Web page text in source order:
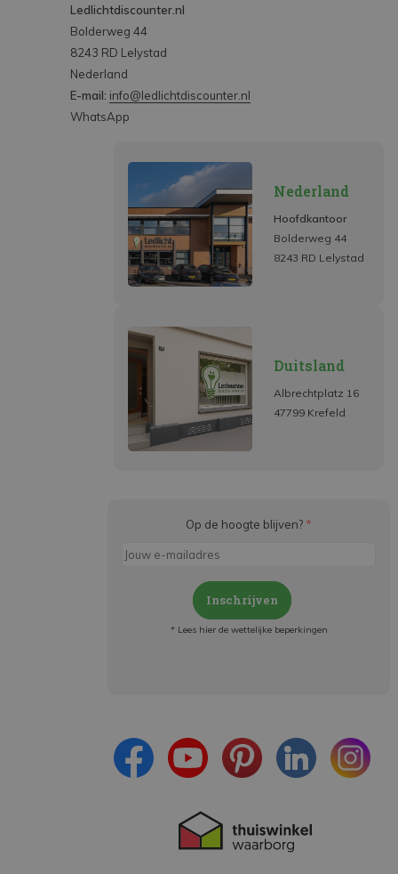
Ledlichtdiscounter.nl
Bolderweg 44
8243 RD Lelystad
Nederland
E-mail: info@ledlichtdiscounter.nl
WhatsApp
Nederland
Hoofdkantoor
Bolderweg 44
8243 RD Lelystad
Duitsland
Albrechtplatz 16
47799 Krefeld
Op de hoogte blijven? *
Inschrijven
* Lees hier de wettelijke beperkingen